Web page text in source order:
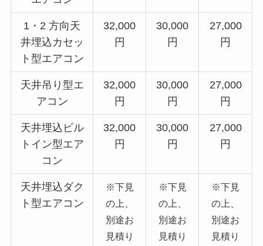
1・2 方向天
井埋込カセッ
ト型エアコン
32,000
円
30,000
円
27,000
円
天井吊り型エ
アコン
32,000
円
30,000
円
27,000
円
天井埋込ビル
トイン型エア
コン
32,000
円
30,000
円
27,000
円
天井埋込ダク
ト型エアコン
※下見
の上、
別途お
見積り
※下見
の上、
別途お
見積り
※下見
の上、
別途お
見積り